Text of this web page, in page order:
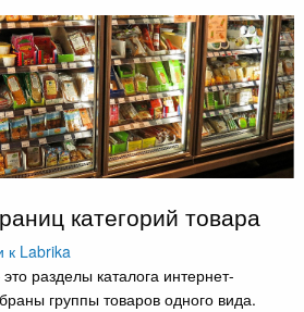
категорий товара
к Labrika
разделы каталога интернет-
группы товаров одного вида.